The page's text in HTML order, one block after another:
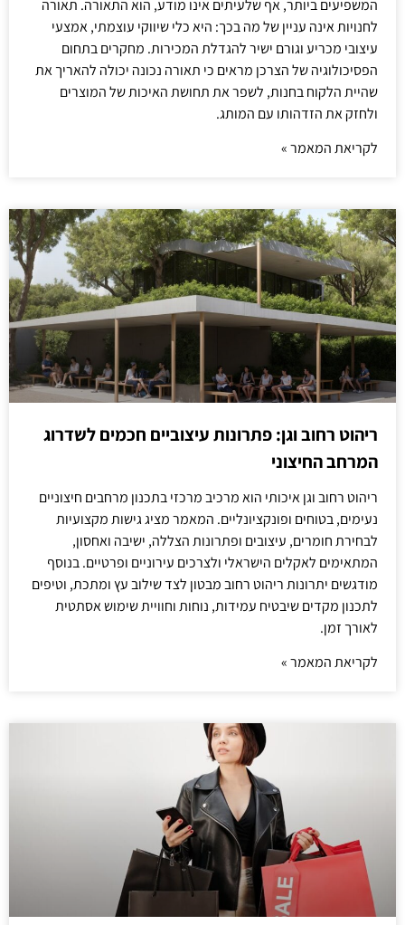
המשפיעים ביותר, אף שלעיתים אינו מודע, הוא התאורה. תאורה
לחנויות אינה עניין של מה בכך: היא כלי שיווקי עוצמתי, אמצעי
עיצובי מכריע וגורם ישיר להגדלת המכירות. מחקרים בתחום
הפסיכולוגיה של הצרכן מראים כי תאורה נכונה יכולה להאריך את
שהיית הלקוח בחנות, לשפר את תחושת האיכות של המוצרים
ולחזק את הזדהותו עם המותג.
לקריאת המאמר »
ריהוט רחוב וגן: פתרונות עיצוביים חכמים לשדרוג
המרחב החיצוני
ריהוט רחוב וגן איכותי הוא מרכיב מרכזי בתכנון מרחבים חיצוניים
נעימים, בטוחים ופונקציונליים. המאמר מציג גישות מקצועיות
לבחירת חומרים, עיצובים ופתרונות הצללה, ישיבה ואחסון,
המתאימים לאקלים הישראלי ולצרכים עירוניים ופרטיים. בנוסף
מודגשים יתרונות ריהוט רחוב מבטון לצד שילוב עץ ומתכת, וטיפים
לתכנון מקדים שיבטיח עמידות, נוחות וחוויית שימוש אסתטית
לאורך זמן.
לקריאת המאמר »